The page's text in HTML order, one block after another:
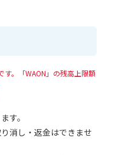
。「WAON」の残高上限額
す。
消し・返金はできませ